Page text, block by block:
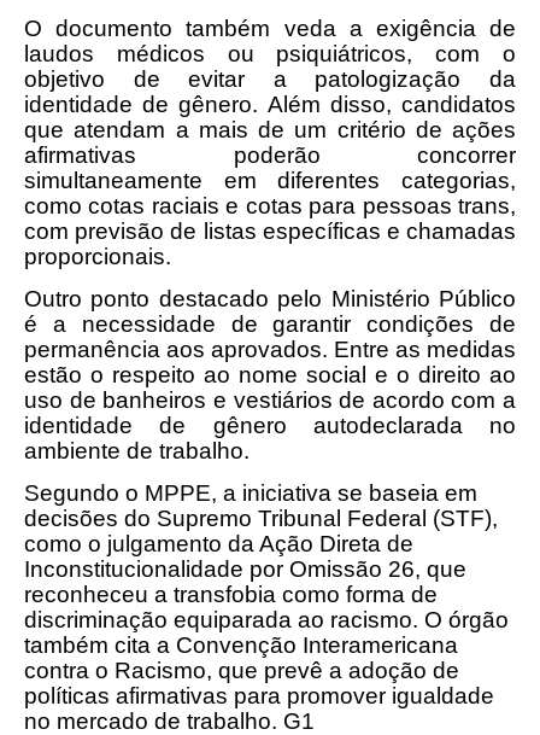
O documento também veda a exigência de
laudos médicos ou psiquiátricos, com o
objetivo de evitar a patologização da
identidade de gênero. Além disso, candidatos
que atendam a mais de um critério de ações
afirmativas poderão concorrer
simultaneamente em diferentes categorias,
como cotas raciais e cotas para pessoas trans,
com previsão de listas específicas e chamadas
proporcionais.
Outro ponto destacado pelo Ministério Público
é a necessidade de garantir condições de
permanência aos aprovados. Entre as medidas
estão o respeito ao nome social e o direito ao
uso de banheiros e vestiários de acordo com a
identidade de gênero autodeclarada no
ambiente de trabalho.
Segundo o MPPE, a iniciativa se baseia em
decisões do Supremo Tribunal Federal (STF),
como o julgamento da Ação Direta de
Inconstitucionalidade por Omissão 26, que
reconheceu a transfobia como forma de
discriminação equiparada ao racismo. O órgão
também cita a Convenção Interamericana
contra o Racismo, que prevê a adoção de
políticas afirmativas para promover igualdade
no mercado de trabalho. G1